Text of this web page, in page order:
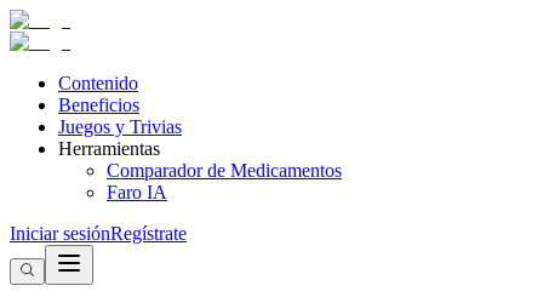
Contenido
Beneficios
Juegos y Trivias
Herramientas
Comparador de Medicamentos
Faro IA
Iniciar sesiónRegístrate